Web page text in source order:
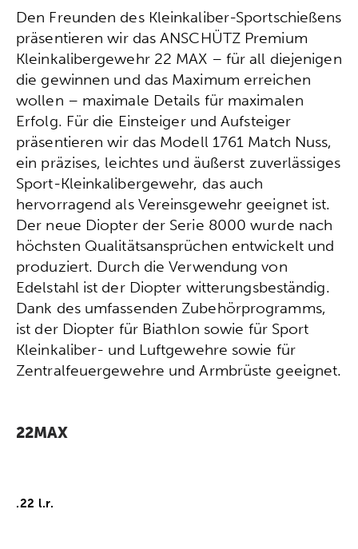
Den Freunden des Kleinkaliber-Sportschießens
präsentieren wir das ANSCHÜTZ Premium
Kleinkalibergewehr 22 MAX – für all diejenigen
die gewinnen und das Maximum erreichen
wollen – maximale Details für maximalen
Erfolg. Für die Einsteiger und Aufsteiger
präsentieren wir das Modell 1761 Match Nuss,
ein präzises, leichtes und äußerst zuverlässiges
Sport-Kleinkalibergewehr, das auch
hervorragend als Vereinsgewehr geeignet ist.
Der neue Diopter der Serie 8000 wurde nach
höchsten Qualitätsansprüchen entwickelt und
produziert. Durch die Verwendung von
Edelstahl ist der Diopter witterungsbeständig.
Dank des umfassenden Zubehörprogramms,
ist der Diopter für Biathlon sowie für Sport
Kleinkaliber- und Luftgewehre sowie für
Zentralfeuergewehre und Armbrüste geeignet.
22MAX
.22 l.r.